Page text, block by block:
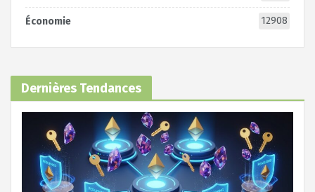
Économie 12908
Dernières Tendances